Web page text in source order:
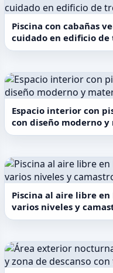
Piscina con cabañas
cuidado en edificio de
Espacio interior con
con diseño moderno
Piscina al aire libre
varios niveles y